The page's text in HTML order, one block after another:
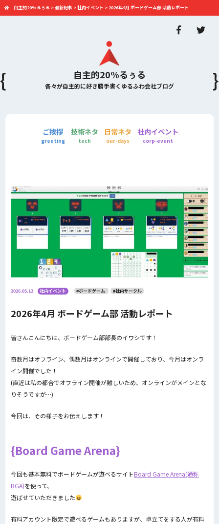
自主的20%るぅる
各々が自主的に好き勝手書くゆるふわ会社ブログ
自主的20%るぅる > 最新記事 >社内イベント > 2026年4月 ボードゲーム部 活動レポート
ご挨拶
greeting
技術ネタ
tech
日常ネタ
our-days
社内イベント
corp-event
2026.05.12 社内イベント #ボードゲーム #社内サークル
2026年4月 ボードゲーム部 活動レポート
皆さんこんにちは、ボードゲーム部部長のイワシです！
奇数月はオフライン、偶数月はオンラインで開催しており、今月はオンラ
イン開催でした！
(直近は私の都合でオフライン開催が難しいため、オンラインがメインとな
りそうですが…)
今回は、その様子をお伝えします！
Board Game Arena
今回も基本無料でボードゲームが遊べるサイトBoard Game Arena(通称
BGA)を使って、
遊ばせていただきました
有料アカウント限定で遊べるゲームもありますが、卓立てをする人が有料